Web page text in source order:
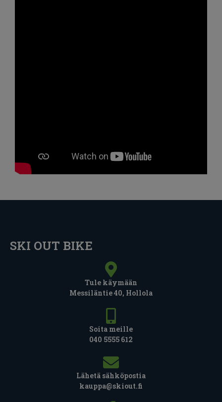
SKI OUT BIKE
Tule käymään
Messiläntie 40, Hollola
Soita meille
040 5555 612
Lähetä sähköpostia
kauppa@skiout.fi